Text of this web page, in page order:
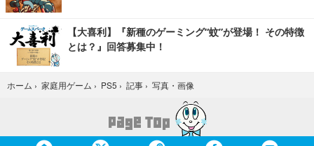
【大喜利】『新種のゲーミング“蚊”が登場！ その特徴
とは？』回答募集中！
ホーム › 家庭用ゲーム › PS5 › 記事 › 写真・画像